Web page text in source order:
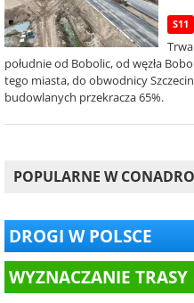
S11
południe od Bobolic, od węzła
tego miasta, do obwodnicy
budowlanych przekracza 65%.
POPULARNE W
DROGI W POLSCE
WYZNACZANIE TRASY